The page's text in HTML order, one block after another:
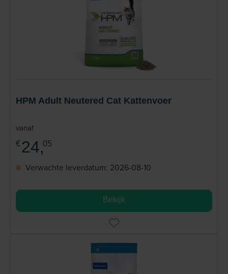
HPM Adult Neutered Cat Kattenvoer
vanaf
€ 24,05
Verwachte leverdatum: 2026-08-10
Bekijk